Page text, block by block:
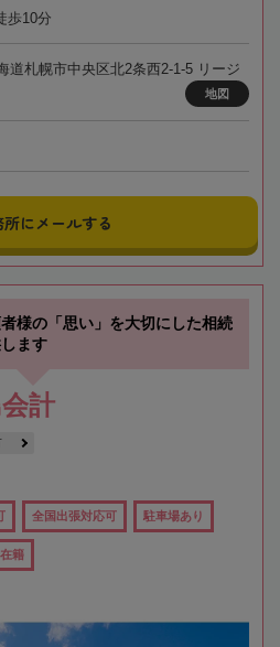
歩10分
道札幌市中央区北2条西2-1-5 リージ
地図
にメールする
様の「思い」を大切にした相続
ます
会計
全国出張対応可 駐車場あり
籍